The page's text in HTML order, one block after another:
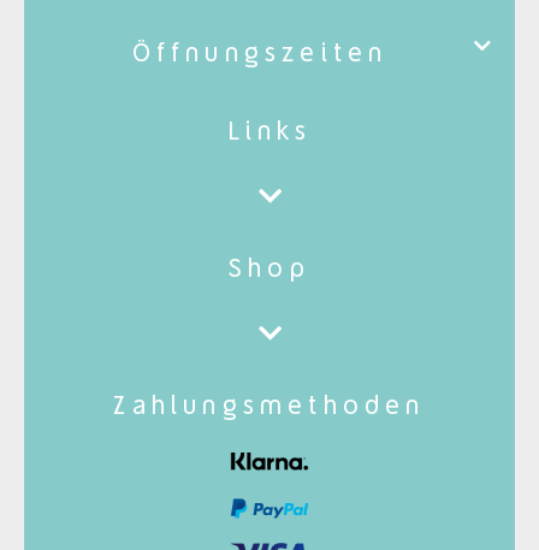
Öffnungszeiten
Links
Shop
Zahlungsmethoden